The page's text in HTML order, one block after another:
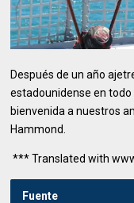
Después de un año
estadounidense en todo
bienvenida a nuestros
Hammond.
*** Translated with
Fuente